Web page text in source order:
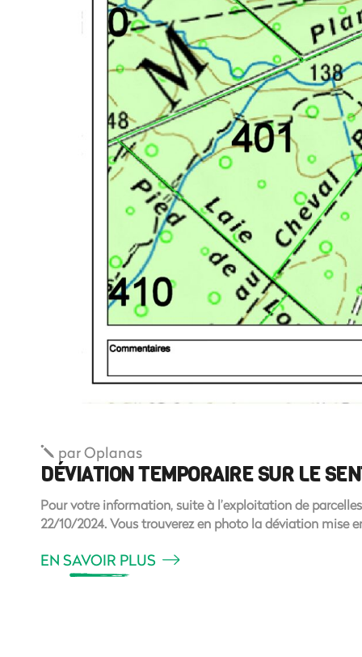
parOplanas
DÉVIATION TEMPORAIRE SUR LE
Pour votre information, suite à l’exploitation de
22/10/2024. Vous trouverez en photo la déviation mise
EN SAVOIR PLUS